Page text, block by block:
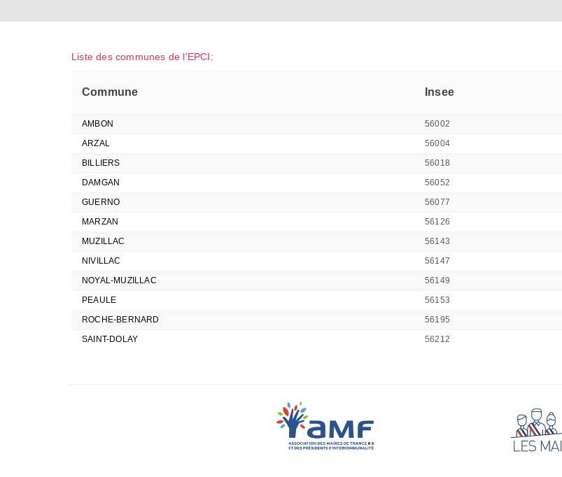
Liste des communes de l'EPCI:
Commune Insee
AMBON 56002
ARZAL
56004
BILLIERS
56018
DAMGAN
56052
GUERNO
56077
MARZAN
56126
MUZILLAC
56143
NIVILLAC
56147
NOYAL-MUZILLAC
56149
PEAULE
56153
ROCHE-BERNARD
56195
SAINT-DOLAY
56212